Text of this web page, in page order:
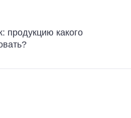
продукцию какого